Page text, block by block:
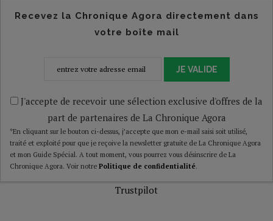
Recevez la Chronique Agora directement dans
votre boîte mail
JE VALIDE
J'accepte de recevoir une sélection exclusive d'offres de la
part de partenaires de La Chronique Agora
*En cliquant sur le bouton ci-dessus, j’accepte que mon e-mail saisi soit utilisé,
traité et exploité pour que je reçoive la newsletter gratuite de La Chronique Agora
et mon Guide Spécial. A tout moment, vous pourrez vous désinscrire de La
Chronique Agora. Voir notre Politique de confidentialité.
Trustpilot